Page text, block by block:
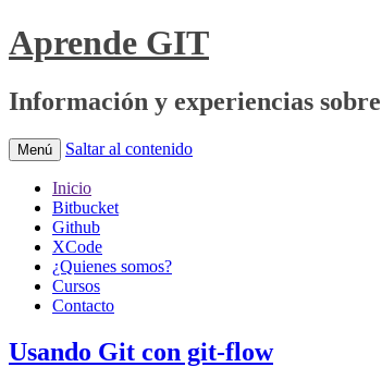
Aprende GIT
Información y experiencias
Menú Saltar al contenido
Inicio
Bitbucket
Github
XCode
¿Quienes somos?
Cursos
Contacto
Usando Git con git-flow